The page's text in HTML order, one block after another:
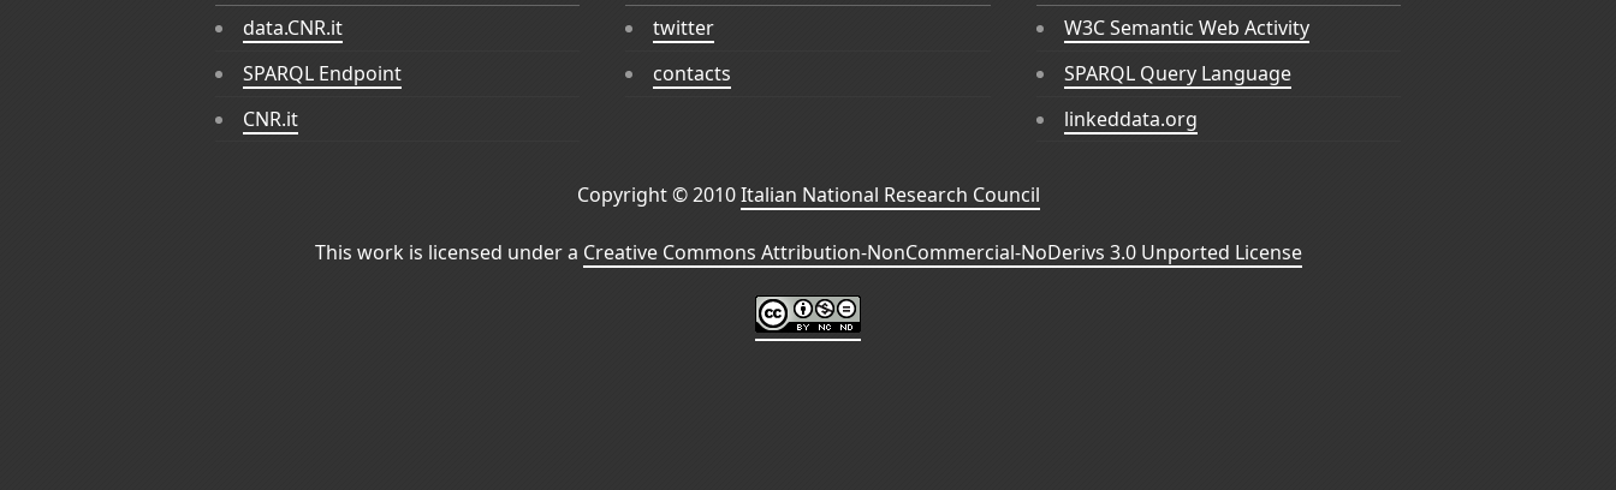
data.CNR.it
SPARQL Endpoint
CNR.it
twitter
contacts
W3C Semantic Web Activity
SPARQL Query Language
linkeddata.org
Copyright © 2010Italian National Research Council
This work is licensed under a Creative Commons Attribution-NonCommercial-NoDerivs 3.0 Unported License